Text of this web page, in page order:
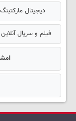
دیجیتال
فیلم و سریال